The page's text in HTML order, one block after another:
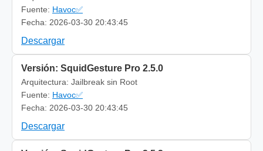
Fuente: Havoc✅
Fecha: 2026-03-30 20:43:45
Descargar
Versión: SquidGesture Pro 2.5.0
Arquitectura: Jailbreak sin Root
Fuente: Havoc✅
Fecha: 2026-03-30 20:43:45
Descargar